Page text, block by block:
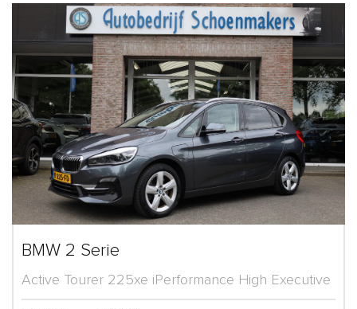
BMW 2 Serie
Active Tourer 225xe iPerformance High Executive